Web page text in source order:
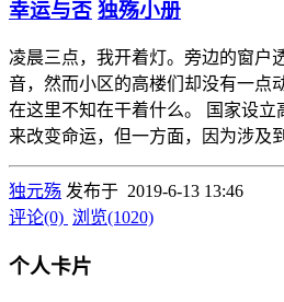
幸运与否 独殇小册
凌晨三点，我开着灯。旁边的窗户
音，然而小区的高楼们却没有一点
在这里不知在干着什么。 国家设立
来改变命运，但一方面，因为涉及
独元殇 发布于 2019-6-13 13:46
评论(0) 浏览(1020)
个人卡片